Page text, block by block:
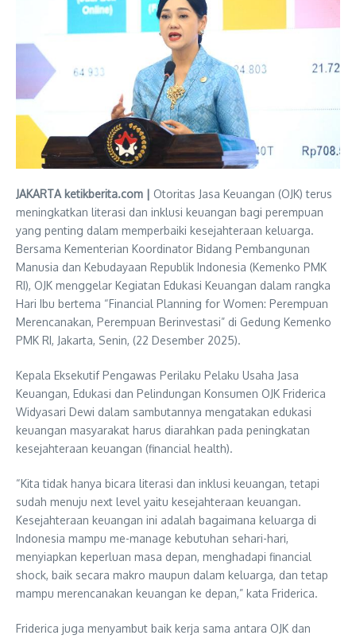
JAKARTA ketikberita.com | Otoritas Jasa Keuangan (OJK) terus
meningkatkan literasi dan inklusi keuangan bagi perempuan
yang penting dalam memperbaiki kesejahteraan keluarga.
Bersama Kementerian Koordinator Bidang Pembangunan
Manusia dan Kebudayaan Republik Indonesia (Kemenko PMK
RI), OJK menggelar Kegiatan Edukasi Keuangan dalam rangka
Hari Ibu bertema “Financial Planning for Women: Perempuan
Merencanakan, Perempuan Berinvestasi” di Gedung Kemenko
PMK RI, Jakarta, Senin, (22 Desember 2025).
Kepala Eksekutif Pengawas Perilaku Pelaku Usaha Jasa
Keuangan, Edukasi dan Pelindungan Konsumen OJK Friderica
Widyasari Dewi dalam sambutannya mengatakan edukasi
keuangan masyarakat harus diarahkan pada peningkatan
kesejahteraan keuangan (financial health).
“Kita tidak hanya bicara literasi dan inklusi keuangan, tetapi
sudah menuju next level yaitu kesejahteraan keuangan.
Kesejahteraan keuangan ini adalah bagaimana keluarga di
Indonesia mampu me-manage kebutuhan sehari-hari,
menyiapkan keperluan masa depan, menghadapi financial
shock, baik secara makro maupun dalam keluarga, dan tetap
mampu merencanakan keuangan ke depan,” kata Friderica.
Friderica juga menyambut baik kerja sama antara OJK dan